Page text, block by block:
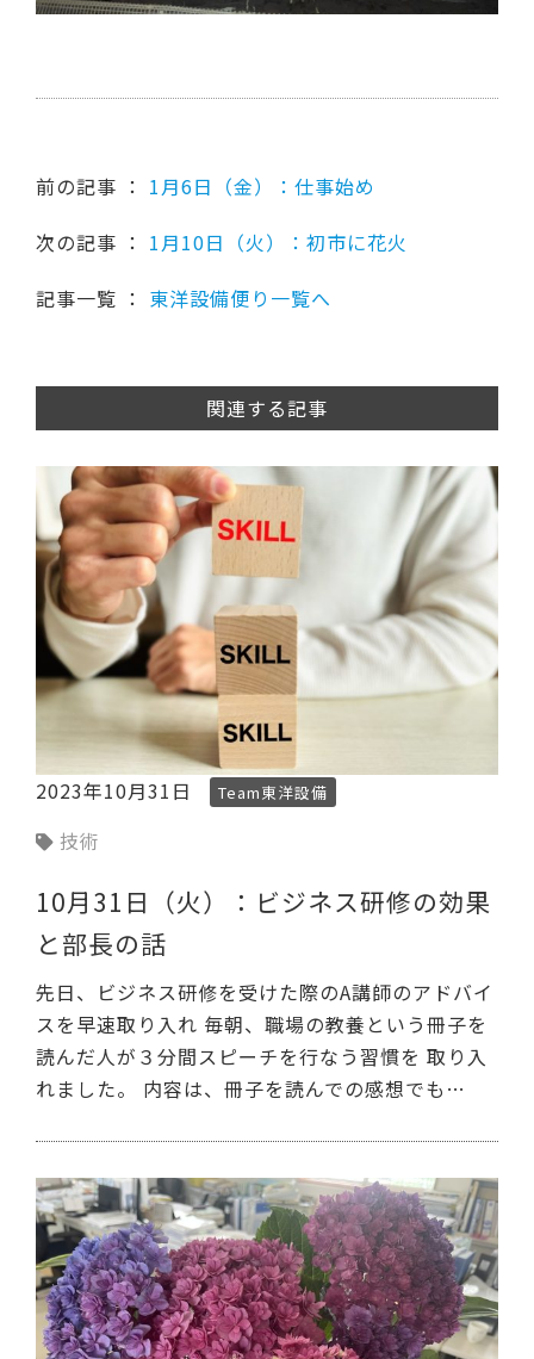
前の記事 ： 1月6日（金）：仕事始め
次の記事 ： 1月10日（火）：初市に花火
記事一覧 ： 東洋設備便り一覧へ
関連する記事
2023年10月31日 Team東洋設備
技術
10月31日（火）：ビジネス研修の効果
と部長の話
先日、ビジネス研修を受けた際のA講師のアドバイ
スを早速取り入れ 毎朝、職場の教養という冊子を
読んだ人が３分間スピーチを行なう習慣を 取り入
れました。 内容は、冊子を読んでの感想でも…